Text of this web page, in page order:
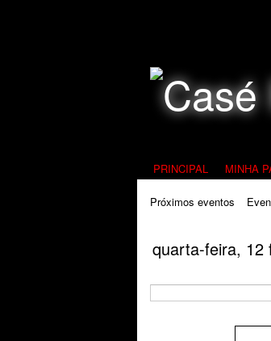
PRINCIPAL MINHA
Próximos eventos
quarta-feira, 12